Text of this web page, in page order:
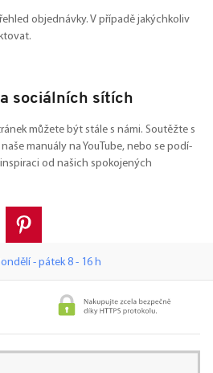
objednávky. V případě jakýchkoliv
sociálních sítích
můžete být stále s námi. Soutěžte s
manuály na YouTube, nebo se podí-
od našich spokojených
- pátek 8 - 16 h